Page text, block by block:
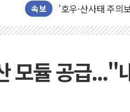
속보
여야, 황희 '버스
풀무원재단, '국제
與 "세제개편안 8
경인고속도로서 차
모듈 공급..."